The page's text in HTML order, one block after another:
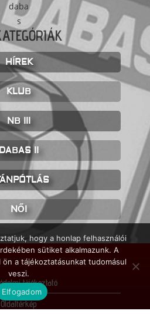
HÍREK
KLUB
NB III
DABAS II
NŐI
tájékoztató
Oldaltérkép
hogy a honlap felhasználói
sütiket alkalmazunk. A
ön a tájékoztatásunkat tudomásul
veszi.
Elfogadom